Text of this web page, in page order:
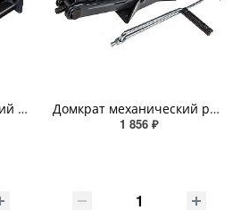
Домкрат гидравлический подкатной 3,0т h 140-460мм SKYWAY в коробке (22кг)
Домкрат механический ромбический 2т h 115-425 SKYWAY с резиновой опорной частью в сумке
1 856 ₽